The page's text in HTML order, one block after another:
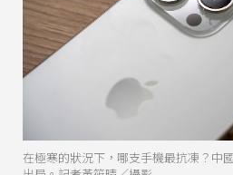
在極寒的狀況下，哪支手機最抗凍？中